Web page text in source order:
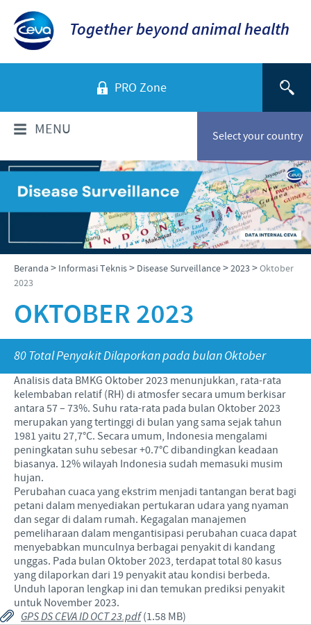
Together beyond animal health
PRO Zone
Select your country
MENU
TENTANG KAMI
Sekilas Perusahaan
Ceva Indonesia
Sejarah kami
Nilai-nilai kami
Penelitian dan Pengembangan
Produksi
Keberadaan Ceva di dunia
Hubungi Kami
PRODUK
Daftar Produk
Babi
Sapi
INFORMASI TEKNIS
Disease Surveillance
BERITA & MEDIA
Berita Kegiatan
PERAN & TANGGUNG JAWAB
Fokus pada peranan
Kerja sama bisnis dan ilmiah
Kontribusi
Program pendukung
KARIR
Pekerjaan utama kami
Lowongan Pekerjaan
Proses perekrutan kami
Pengembangan Diri
Beranda> Informasi Teknis> Disease Surveillance>2023>Oktober
2023
OKTOBER 2023
80 Total Penyakit Dilaporkan pada bulan Oktober
Analisis data BMKG Oktober 2023 menunjukkan, rata-rata
kelembaban relatif (RH) di atmosfer secara umum berkisar
antara 57 – 73%. Suhu rata-rata pada bulan Oktober 2023
merupakan yang tertinggi di bulan yang sama sejak tahun
1981 yaitu 27,7°C. Secara umum, Indonesia mengalami
peningkatan suhu sebesar +0.7°C dibandingkan keadaan
biasanya. 12% wilayah Indonesia sudah memasuki musim
hujan.
Perubahan cuaca yang ekstrim menjadi tantangan berat bagi
petani dalam menyediakan pertukaran udara yang nyaman
dan segar di dalam rumah. Kegagalan manajemen
pemeliharaan dalam mengantisipasi perubahan cuaca dapat
menyebabkan munculnya berbagai penyakit di kandang
unggas. Pada bulan Oktober 2023, terdapat total 80 kasus
yang dilaporkan dari 19 penyakit atau kondisi berbeda.
Unduh laporan lengkap ini dan temukan prediksi penyakit
untuk November 2023.
GPS DS CEVA ID OCT 23.pdf(1.58 MB)